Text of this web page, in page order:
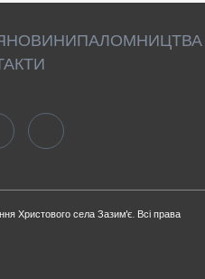
НОВИНИПАЛОМНИЦТВА
Христового села Зазим'є. Всі права